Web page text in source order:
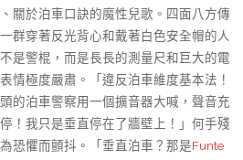
關於泊車口訣的魔性兒歌。四面八方傳
群穿著反光背心和戴著白色安全帽的人
是警棍，而是長長的測量尺和巨大的電
情極度嚴肅。「違反泊車維度基本法！
的泊車警察用一個擴音器大喊，聲音充
！我只是垂直停在了牆壁上！」何手殘
恐懼而顫抖。「垂直泊車？那是Funte